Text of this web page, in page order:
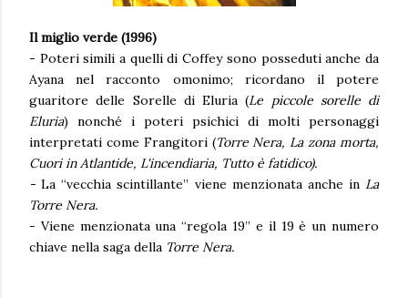
Il miglio verde (1996)
- Poteri simili a quelli di Coffey sono posseduti anche da
Ayana nel racconto omonimo; ricordano il potere
guaritore delle Sorelle di Eluria (Le piccole sorelle di
Eluria) nonché i poteri psichici di molti personaggi
interpretati come Frangitori (Torre Nera, La zona morta,
Cuori in Atlantide, L'incendiaria, Tutto è fatidico).
-La “vecchia scintillante” viene menzionata anche in La
Torre Nera.
- Viene menzionata una “regola 19” e il 19 è un numero
chiave nella saga della Torre Nera.